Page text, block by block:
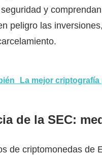
y
peligro las
La mejor
de la SEC:
de criptomonedas de